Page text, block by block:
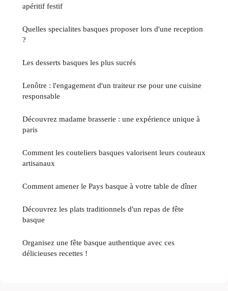
apéritif festif
Quelles specialites basques proposer lors d'une reception
?
Les desserts basques les plus sucrés
Lenôtre : l'engagement d'un traiteur rse pour une cuisine
responsable
Découvrez madame brasserie : une expérience unique à
paris
Comment les couteliers basques valorisent leurs couteaux
artisanaux
Comment amener le Pays basque à votre table de dîner
Découvrez les plats traditionnels d'un repas de fête
basque
Organisez une fête basque authentique avec ces
délicieuses recettes !